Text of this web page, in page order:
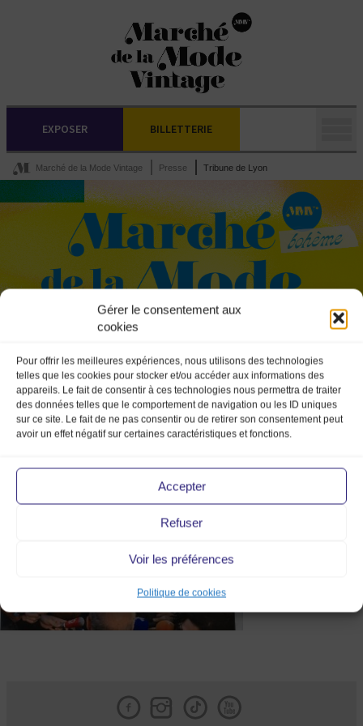
Gérer le consentement aux
cookies
Pour offrir les meilleures expériences, nous utilisons des technologies
telles que les cookies pour stocker et/ou accéder aux informations des
appareils. Le fait de consentir à ces technologies nous permettra de traiter
des données telles que le comportement de navigation ou les ID uniques
sur ce site. Le fait de ne pas consentir ou de retirer son consentement peut
avoir un effet négatif sur certaines caractéristiques et fonctions.
Accepter
Refuser
Voir les préférences
Politique de cookies
EXPOSER BILLETTERIE
Marché de la Mode Vintage Presse Tribune de Lyon
Tribune de Lyon